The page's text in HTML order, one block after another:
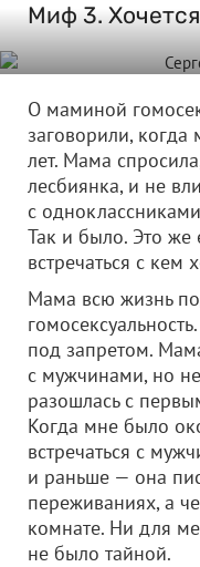
Миф 3.
О маминой
заговорили, когда
лет. Мама
лесбиянка, и не
с
Так и было. Это
встречаться с кем
Мама всю жизнь
под запретом.
с мужчинами, но
разошлась с
Когда мне было
встречаться с
и раньше — она
переживаниях, а
комнате. Ни для
не было тайной.